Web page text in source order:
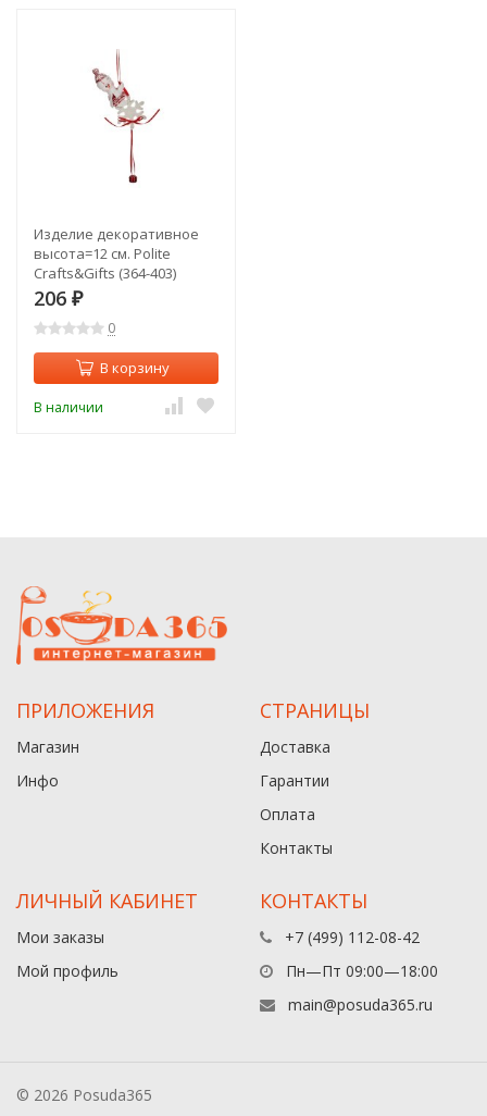
Изделие декоративное
высота=12 см. Polite
Crafts&Gifts (364-403)
206 ₽
0
В корзину
В наличии
ПРИЛОЖЕНИЯ
Магазин
Инфо
СТРАНИЦЫ
Доставка
Гарантии
Оплата
Контакты
ЛИЧНЫЙ КАБИНЕТ
Мои заказы
Мой профиль
КОНТАКТЫ
+7 (499) 112-08-42
Пн—Пт 09:00—18:00
main@posuda365.ru
© 2026 Posuda365